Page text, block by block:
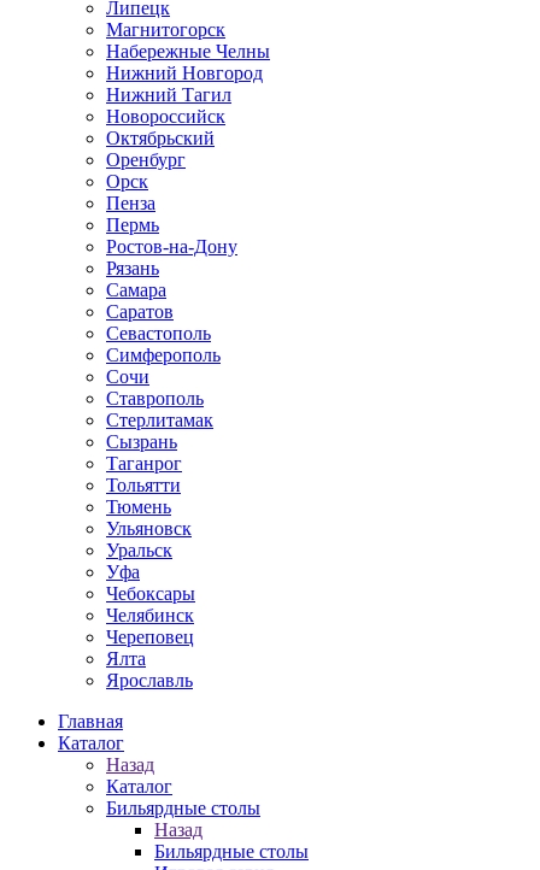
Липецк
Магнитогорск
Набережные Челны
Нижний Новгород
Нижний Тагил
Новороссийск
Октябрьский
Оренбург
Орск
Пенза
Пермь
Ростов-на-Дону
Рязань
Самара
Саратов
Севастополь
Симферополь
Сочи
Ставрополь
Стерлитамак
Сызрань
Таганрог
Тольятти
Тюмень
Ульяновск
Уральск
Уфа
Чебоксары
Челябинск
Череповец
Ялта
Ярославль
Главная
Каталог
Назад
Каталог
Бильярдные столы
Назад
Бильярдные столы